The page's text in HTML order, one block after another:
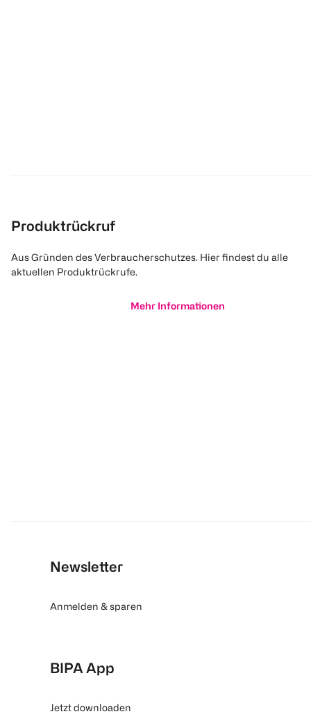
Produktrückruf
Aus Gründen des Verbraucherschutzes. Hier findest du alle
aktuellen Produktrückrufe.
Mehr Informationen
Newsletter
Anmelden & sparen
BIPA App
Jetzt downloaden